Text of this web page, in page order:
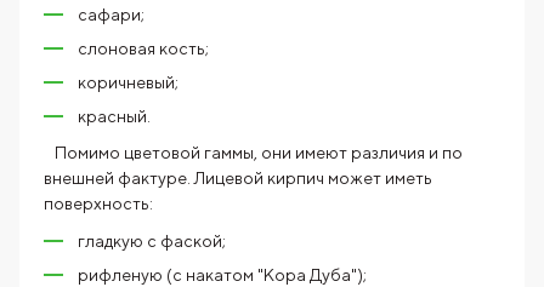
сафари;
слоновая кость;
коричневый;
красный.
Помимо цветовой гаммы, они имеют различия и по
внешней фактуре. Лицевой кирпич может иметь
поверхность:
гладкую с фаской;
рифленую (с накатом "Кора Дуба");